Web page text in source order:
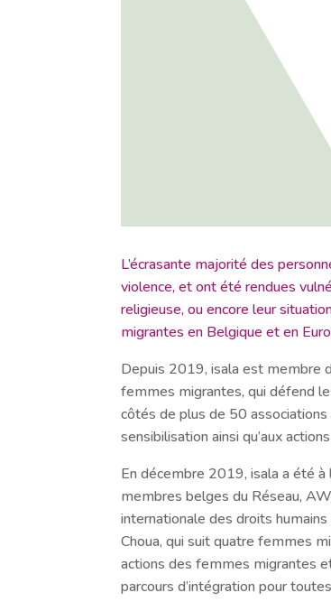
L’écrasante majorité des
violence, et ont été rendues
religieuse, ou encore leur
migrantes en Belgique et en
Depuis 2019, isala est membre
femmes migrantes, qui défend
côtés de plus de 50
sensibilisation ainsi qu’aux
En décembre 2019, isala a été
membres belges du Réseau,
internationale des droits
Choua, qui suit quatre femmes
actions des femmes migrantes
parcours d’intégration pour